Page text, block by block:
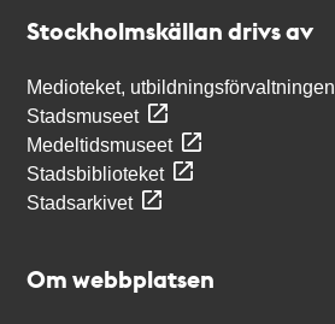
Stockholmskällan drivs av
Medioteket, utbildningsförvaltningen
Stadsmuseet
Medeltidsmuseet
Stadsbiblioteket
Stadsarkivet
Om webbplatsen